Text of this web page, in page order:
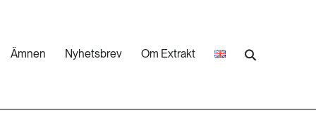
Ämnen Nyhetsbrev Om Extrakt